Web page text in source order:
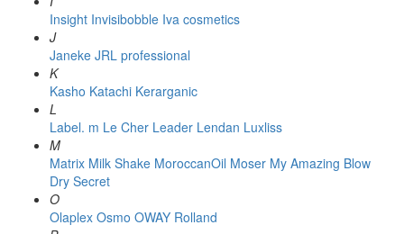
Insight Invisibobble Iva cosmetics
J
Janeke JRL professional
K
Kasho Katachi Kerarganic
L
Label. m Le Cher Leader Lendan Luxliss
M
Matrix Milk Shake MoroccanOil Moser My Amazing Blow
Dry Secret
O
Olaplex Osmo OWAY Rolland